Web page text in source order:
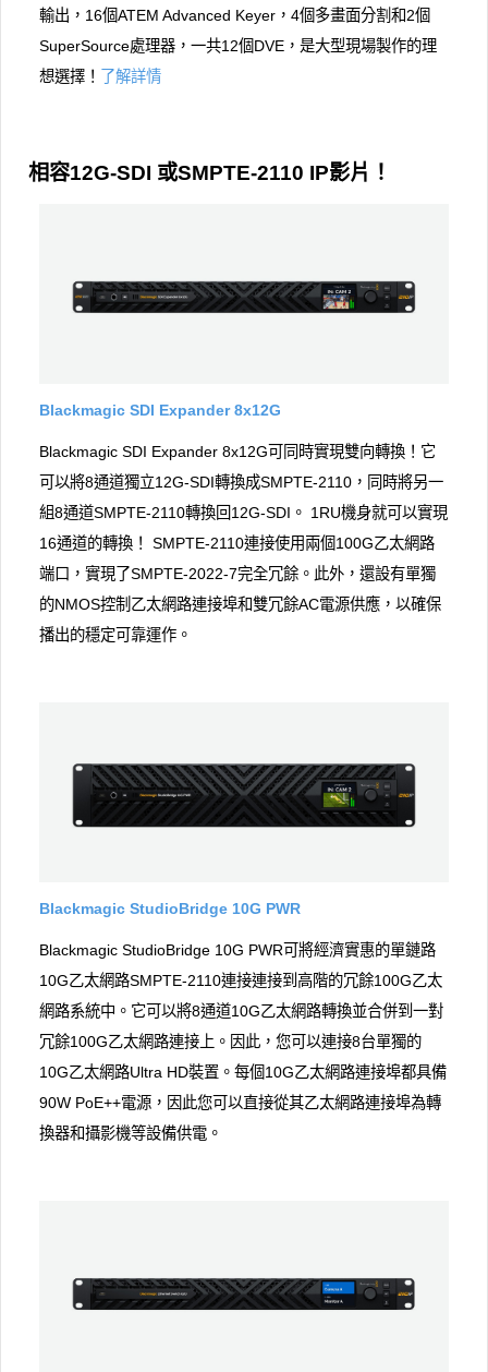
輸出，16個ATEM Advanced Keyer，4個多畫面分割和2個
SuperSource處理器，一共12個DVE，是大型現場製作的理
想選擇！
了解詳情
相容12G-SDI 或SMPTE-2110 IP影片！
Blackmagic SDI Expander 8x12G
Blackmagic SDI Expander 8x12G可同時實現雙向轉換！它
可以將8通道獨立12G-SDI轉換成SMPTE-2110，同時將另一
組8通道SMPTE-2110轉換回12G-SDI。 1RU機身就可以實現
16通道的轉換！ SMPTE-2110連接使用兩個100G乙太網路
端口，實現了SMPTE-2022-7完全冗餘。此外，還設有單獨
的NMOS控制乙太網路連接埠和雙冗餘AC電源供應，以確保
播出的穩定可靠運作。
Blackmagic StudioBridge 10G PWR
Blackmagic StudioBridge 10G PWR可將經濟實惠的單鏈路
10G乙太網路SMPTE-2110連接連接到高階的冗餘100G乙太
網路系統中。它可以將8通道10G乙太網路轉換並合併到一對
冗餘100G乙太網路連接上。因此，您可以連接8台單獨的
10G乙太網路Ultra HD裝置。每個10G乙太網路連接埠都具備
90W PoE++電源，因此您可以直接從其乙太網路連接埠為轉
換器和攝影機等設備供電。